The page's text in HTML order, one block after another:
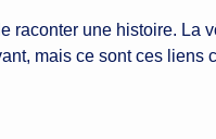
raconter une histoire.
mais ce sont ces